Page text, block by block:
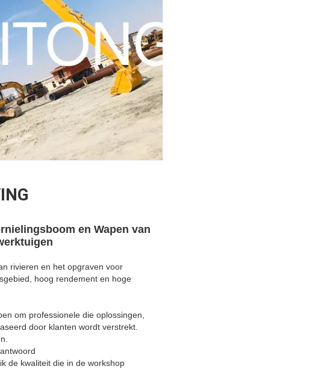
en Wapen van
rivieren en het opgraven voor
hoog rendement en hoge
om professionele die oplossingen,
door klanten wordt verstrekt.
de kwaliteit die in de workshop